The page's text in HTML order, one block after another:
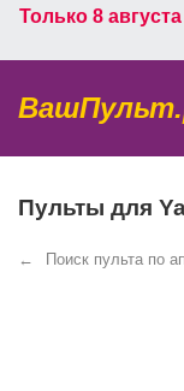
Только 8
Пульты для
Поиск пульта по